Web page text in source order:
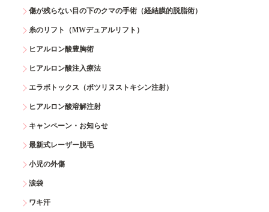
傷が残らない目の下のクマの手術（経結膜的脱脂術）
糸のリフト（MWデュアルリフト）
ヒアルロン酸豊胸術
ヒアルロン酸注入療法
エラボトックス（ボツリヌストキシン注射）
ヒアルロン酸溶解注射
キャンペーン・お知らせ
最新式レーザー脱毛
小児の外傷
涙袋
ワキ汗